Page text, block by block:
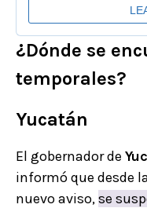
¿Dónde se
temporales?
Yucatán
El gobernador de
informó que desde
nuevo aviso,se